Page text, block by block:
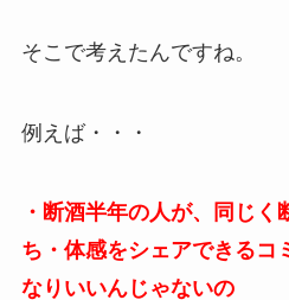
そこで考えたんですね。
例えば・・・
・断酒半年の人が、同じく
ち・体感をシェアできるコ
なりいいんじゃないの